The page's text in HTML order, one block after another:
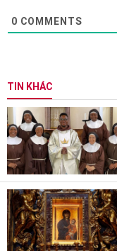
0 COMMENTS
TIN KHÁC